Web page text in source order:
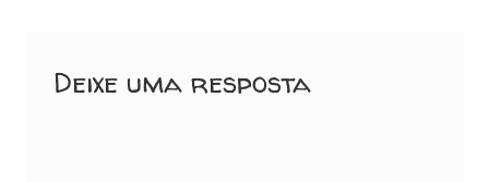
Deixe uma resposta